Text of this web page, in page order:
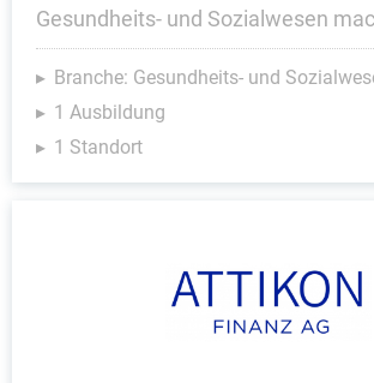
Gesundheits- und Sozialwesen
Branche: Gesundheits- und
1 Ausbildung
1 Standort